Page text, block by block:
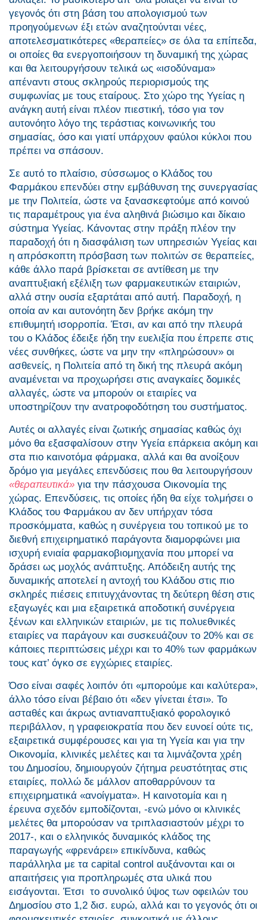
γεγονός ότι στη βάση του απολογισμού των
προηγούμενων έξι ετών αναζητούνται νέες,
αποτελεσματικότερες «θεραπείες» σε όλα τα επίπεδα,
οι οποίες θα ενεργοποιήσουν τη δυναμική της χώρας
και θα λειτουργήσουν τελικά ως «ισοδύναμα»
απέναντι στους σκληρούς περιορισμούς της
συμφωνίας με τους εταίρους. Στο χώρο της Υγείας η
ανάγκη αυτή είναι πλέον πιεστική, τόσο για τον
αυτονόητο λόγο της τεράστιας κοινωνικής του
σημασίας, όσο και γιατί υπάρχουν φαύλοι κύκλοι που
πρέπει να σπάσουν.
Σε αυτό το πλαίσιο, σύσσωμος ο Κλάδος του
Φαρμάκου επενδύει στην εμβάθυνση της συνεργασίας
με την Πολιτεία, ώστε να ξανασκεφτούμε από κοινού
τις παραμέτρους για ένα αληθινά βιώσιμο και δίκαιο
σύστημα Υγείας. Κάνοντας στην πράξη πλέον την
παραδοχή ότι η διασφάλιση των υπηρεσιών Υγείας και
η απρόσκοπτη πρόσβαση των πολιτών σε θεραπείες,
κάθε άλλο παρά βρίσκεται σε αντίθεση με την
αναπτυξιακή εξέλιξη των φαρμακευτικών εταιριών,
αλλά στην ουσία εξαρτάται από αυτή. Παραδοχή, η
οποία αν και αυτονόητη δεν βρήκε ακόμη την
επιθυμητή ισορροπία. Έτσι, αν και από την πλευρά
του ο Κλάδος έδειξε ήδη την ευελιξία που έπρεπε στις
νέες συνθήκες, ώστε να μην την «πληρώσουν» οι
ασθενείς, η Πολιτεία από τη δική της πλευρά ακόμη
αναμένεται να προχωρήσει στις αναγκαίες δομικές
αλλαγές, ώστε να μπορούν οι εταιρίες να
υποστηρίζουν την ανατροφοδότηση του συστήματος.
Αυτές οι αλλαγές είναι ζωτικής σημασίας καθώς όχι
μόνο θα εξασφαλίσουν στην Υγεία επάρκεια ακόμη και
στα πιο καινοτόμα φάρμακα, αλλά και θα ανοίξουν
δρόμο για μεγάλες επενδύσεις που θα λειτουργήσουν
«θεραπευτικά» για την πάσχουσα Οικονομία της
χώρας. Επενδύσεις, τις οποίες ήδη θα είχε τολμήσει ο
Κλάδος του Φαρμάκου αν δεν υπήρχαν τόσα
προσκόμματα, καθώς η συνέργεια του τοπικού με το
διεθνή επιχειρηματικό παράγοντα διαμορφώνει μια
ισχυρή ενιαία φαρμακοβιομηχανία που μπορεί να
δράσει ως μοχλός ανάπτυξης. Απόδειξη αυτής της
δυναμικής αποτελεί η αντοχή του Κλάδου στις πιο
σκληρές πιέσεις επιτυγχάνοντας τη δεύτερη θέση στις
εξαγωγές και μια εξαιρετικά αποδοτική συνέργεια
ξένων και ελληνικών εταιριών, με τις πολυεθνικές
εταιρίες να παράγουν και συσκευάζουν το 20% και σε
κάποιες περιπτώσεις μέχρι και το 40% των φαρμάκων
τους κατ’ όγκο σε εγχώριες εταιρίες.
Όσο είναι σαφές λοιπόν ότι «μπορούμε και καλύτερα»,
άλλο τόσο είναι βέβαιο ότι «δεν γίνεται έτσι». Το
ασταθές και άκρως αντιαναπτυξιακό φορολογικό
περιβάλλον, η γραφειοκρατία που δεν ευνοεί ούτε τις,
εξαιρετικά συμφέρουσες και για τη Υγεία και για την
Οικονομία, κλινικές μελέτες και τα λιμνάζοντα χρέη
του Δημοσίου, δημιουργούν ζήτημα ρευστότητας στις
εταιρίες, πολλώ δε μάλλον αποθαρρύνουν τα
επιχειρηματικά «ανοίγματα». Η καινοτομία και η
έρευνα σχεδόν εμποδίζονται, -ενώ μόνο οι κλινικές
μελέτες θα μπορούσαν να τριπλασιαστούν μέχρι το
2017-, και ο ελληνικός δυναμικός κλάδος της
παραγωγής «φρενάρει» επικίνδυνα, καθώς
παράλληλα με τα capital control αυξάνονται και οι
απαιτήσεις για προπληρωμές στα υλικά που
εισάγονται. Έτσι το συνολικό ύψος των οφειλών του
Δημοσίου στο 1,2 δισ. ευρώ, αλλά και το γεγονός ότι οι